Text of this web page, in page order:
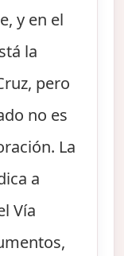
y en el
la
pero
no es
La
a
Vía